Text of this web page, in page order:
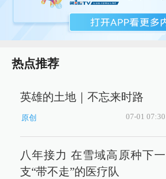
热点推荐
英雄的土地｜不忘来时路
原创 07-01 07:30
八年接力 在雪域高原种下一
支“带不走”的医疗队